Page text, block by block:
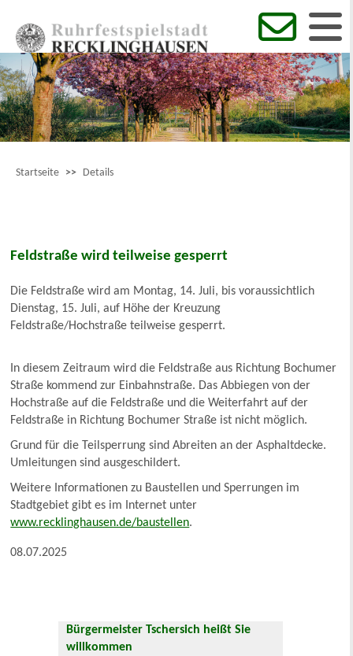
Startseite >> Details
Feldstraße wird teilweise gesperrt
Die Feldstraße wird am Montag, 14. Juli, bis voraussichtlich
Dienstag, 15. Juli, auf Höhe der Kreuzung
Feldstraße/Hochstraße teilweise gesperrt.
In diesem Zeitraum wird die Feldstraße aus Richtung Bochumer
Straße kommend zur Einbahnstraße. Das Abbiegen von der
Hochstraße auf die Feldstraße und die Weiterfahrt auf der
Feldstraße in Richtung Bochumer Straße ist nicht möglich.
Grund für die Teilsperrung sind Abreiten an der Asphaltdecke.
Umleitungen sind ausgeschildert.
Weitere Informationen zu Baustellen und Sperrungen im
Stadtgebiet gibt es im Internet unter
www.recklinghausen.de/baustellen.
08.07.2025
Bürgermeister Tschersich heißt Sie
willkommen